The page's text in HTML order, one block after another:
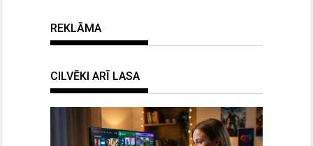
REKLĀMA
CILVĒKI ARĪ LASA